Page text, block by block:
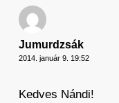
Jumurdzsák
2014. január 9. 19:52
Kedves Nándi!